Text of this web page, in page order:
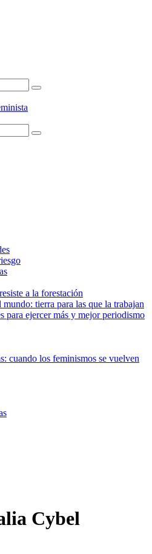
a la forestación
tierra para las que la trabajan
para ejercer más y mejor periodismo
cuando los feminismos se vuelven
Cybel